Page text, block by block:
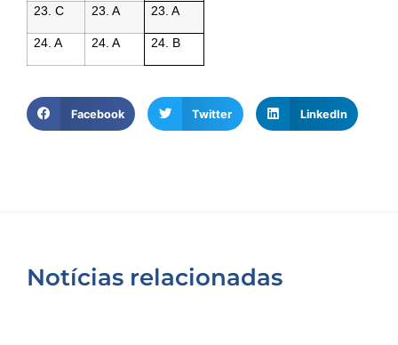
23. C 23. A 23. A
24. A 24. A 24. B
Facebook Twitter LinkedIn
Notícias relacionadas